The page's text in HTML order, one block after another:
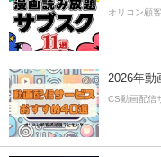
オリコン顧
2026年動
CS動画配信